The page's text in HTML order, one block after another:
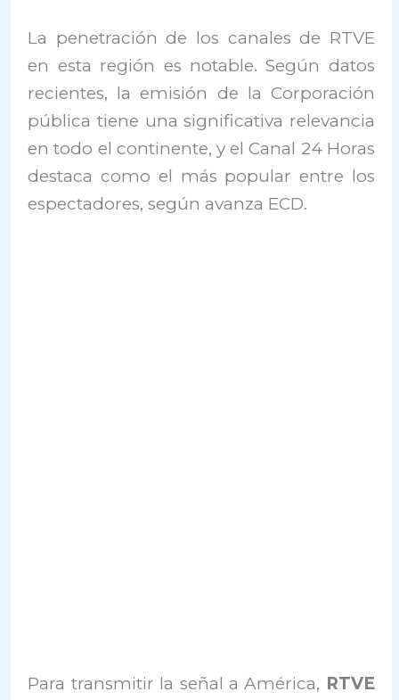
La penetración de los canales de RTVE
en esta región es notable. Según datos
recientes, la emisión de la Corporación
pública tiene una significativa relevancia
en todo el continente, y el Canal 24 Horas
destaca como el más popular entre los
espectadores, según avanza ECD.
Para transmitir la señal a América, RTVE